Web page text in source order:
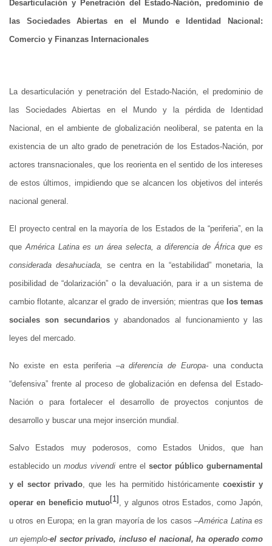
Desarticulación y Penetración del Estado-Nación, predominio de
las Sociedades Abiertas en el Mundo e Identidad Nacional:
Comercio y Finanzas Internacionales
La desarticulación y penetración del Estado-Nación, el predominio de
las Sociedades Abiertas en el Mundo y la pérdida de Identidad
Nacional, en el ambiente de globalización neoliberal, se patenta en la
existencia de un alto grado de penetración de los Estados-Nación, por
actores transnacionales, que los reorienta en el sentido de los intereses
de estos últimos, impidiendo que se alcancen los objetivos del interés
nacional general.
El proyecto central en la mayoría de los Estados de la “periferia”, en la
queAmérica Latina es un área selecta, a diferencia de África que es
considerada desahuciada, se centra en la “estabilidad” monetaria, la
posibilidad de “dolarización” o la devaluación, para ir a un sistema de
cambio flotante, alcanzar el grado de inversión; mientras que los temas
sociales son secundariosy abandonados al funcionamiento y las
leyes del mercado.
No existe en esta periferia –a diferencia de Europa- una conducta
“defensiva” frente al proceso de globalización en defensa del Estado-
Nación o para fortalecer el desarrollo de proyectos conjuntos de
desarrollo y buscar una mejor inserción mundial.
Salvo Estados muy poderosos, como Estados Unidos, que han
establecido unmodus vivendi entre el sector público gubernamental
y el sector privado, que les ha permitido históricamente coexistir y
operar en beneficio mutuo[1] , y algunos otros Estados, como Japón,
u otros en Europa; en la gran mayoría de los casos –América Latina es
un ejemplo-el sector privado, incluso el nacional, ha operado como